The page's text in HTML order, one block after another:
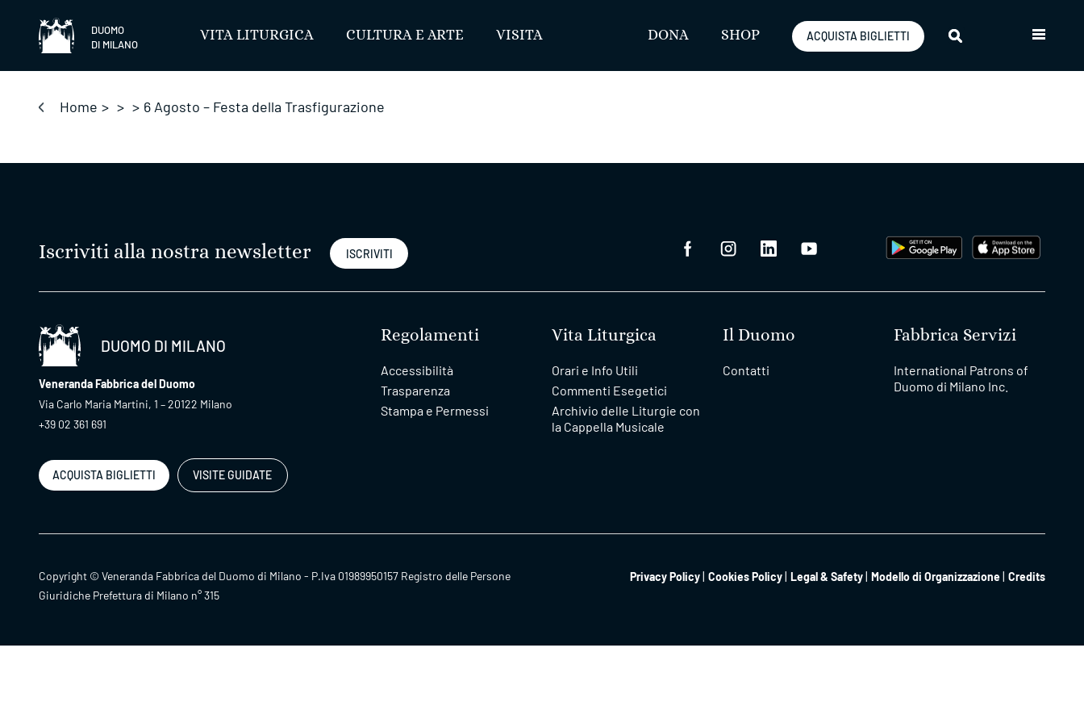
DUOMO
DI MILANO
VITA LITURGICA CULTURA E ARTE VISITA DONA SHOP ACQUISTA BIGLIETTI
Home > > > 6 Agosto – Festa della Trasfigurazione
Iscriviti alla nostra newsletter ISCRIVITI
DUOMO DI MILANO
Veneranda Fabbrica del Duomo
Via Carlo Maria Martini, 1 – 20122 Milano
+39 02 361 691
ACQUISTA BIGLIETTI VISITE GUIDATE
Regolamenti
Accessibilità
Trasparenza
Stampa e Permessi
Vita Liturgica
Orari e Info Utili
Commenti Esegetici
Archivio delle Liturgie con
la Cappella Musicale
Il Duomo
Contatti
Fabbrica Servizi
International Patrons of
Duomo di Milano Inc.
Copyright © Veneranda Fabbrica del Duomo di Milano - P.Iva 01989950157 Registro delle Persone
Giuridiche Prefettura di Milano n° 315
Privacy Policy Cookies Policy Legal & Safety Modello di Organizzazione Credits